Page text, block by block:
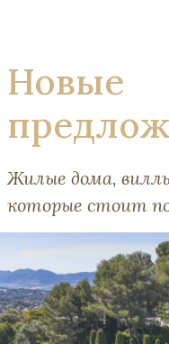
Новые
Жилые дома,
которые стоит